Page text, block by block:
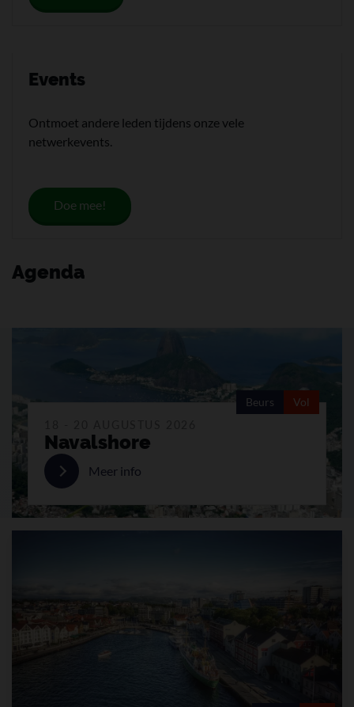
Events
Ontmoet andere leden tijdens onze vele
netwerkevents.
Doe mee!
Agenda
Beurs
Vol
Navalshore
Meer info